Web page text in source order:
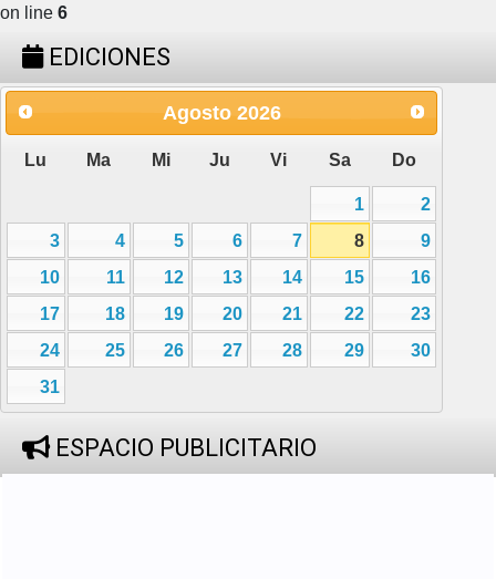
on line 6
EDICIONES
Agosto 2026
Lu Ma Mi Ju Vi Sa Do
1
2
3
4 5 6 7 8
9
10
11 12 13 14 15
16
17
18 19 20 21 22
23
24
25 26 27 28 29
30
31
ESPACIO PUBLICITARIO